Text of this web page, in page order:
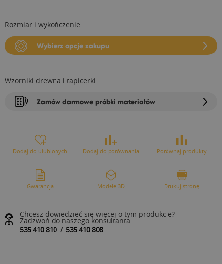
Rozmiar i wykończenie
Wybierz opcje zakupu
Wzorniki drewna i tapicerki
Zamów darmowe próbki materiałów
Dodaj do ulubionych Dodaj do porównania Porównaj produkty
Gwarancja Modele 3D Drukuj stronę
Chcesz dowiedzieć się więcej o tym produkcie?
Zadzwoń do naszego konsultanta:
535 410 810/ 535 410 808